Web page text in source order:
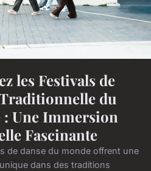
les Festivals de
du
: Une Immersion
Fascinante
de danse du monde offrent une
dans des traditions